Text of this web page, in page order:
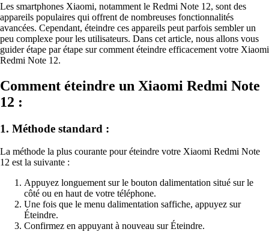
Les smartphones Xiaomi, notamment le Redmi Note 12, sont des
appareils populaires qui offrent de nombreuses fonctionnalités
avancées. Cependant, éteindre ces appareils peut parfois sembler un
peu complexe pour les utilisateurs. Dans cet article, nous allons vous
guider étape par étape sur comment éteindre efficacement votre Xiaomi
Redmi Note 12.
Comment éteindre un Xiaomi Redmi Note
12 :
1. Méthode standard :
La méthode la plus courante pour éteindre votre Xiaomi Redmi Note
12 est la suivante :
Appuyez longuement sur le bouton dalimentation situé sur le
côté ou en haut de votre téléphone.
Une fois que le menu dalimentation saffiche, appuyez sur
Éteindre.
Confirmez en appuyant à nouveau sur Éteindre.